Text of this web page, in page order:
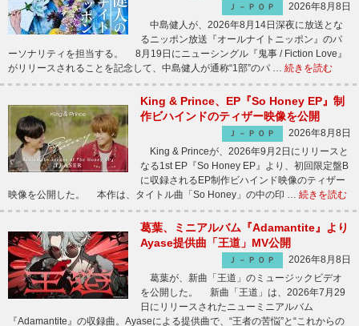
Ｊ－ＰＯＰ
2026年8月8日
中島健人が、2026年8月14日深夜に放送とな
るニッポン放送『オールナイトニッポン』のパ
ーソナリティを担当する。 8月19日にニューシングル『鬼事 / Fiction Love』
がリリースされることを記念して、中島健人が通称“1部”のパ … 続きを読む
King & Prince、EP『So Honey EP』制
作ビハインドのティザー映像を公開
Ｊ－ＰＯＰ
2026年8月8日
King & Princeが、2026年9月2日にリリースと
なる1st EP『So Honey EP』より、初回限定盤B
に収録されるEP制作ビハインド映像のティザー
映像を公開した。 本作は、タイトル曲「So Honey」の中の印 … 続きを読む
葛葉、ミニアルバム『Adamantite』より
Ayase提供曲「王道」MV公開
Ｊ－ＰＯＰ
2026年8月8日
葛葉が、新曲「王道」のミュージックビデオ
を公開した。 新曲「王道」は、2026年7月29
日にリリースされたニューミニアルバム
『Adamantite』の収録曲。Ayaseによる提供曲で、“王者の苦悩”と“これからの